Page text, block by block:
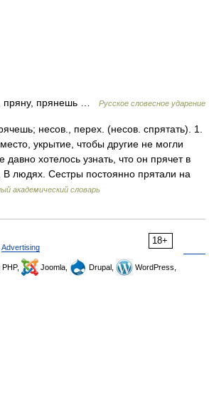
пряну, прянешь … Русское словесное ударение
несов., перех. (несов. спрятать). 1.
укрытие, чтобы другие не могли
давно хотелось узнать, что он прячет в
В людях. Сестры постоянно прятали на
академический словарь
18+
Advertising
PHP, Joomla, Drupal,
WordPress,